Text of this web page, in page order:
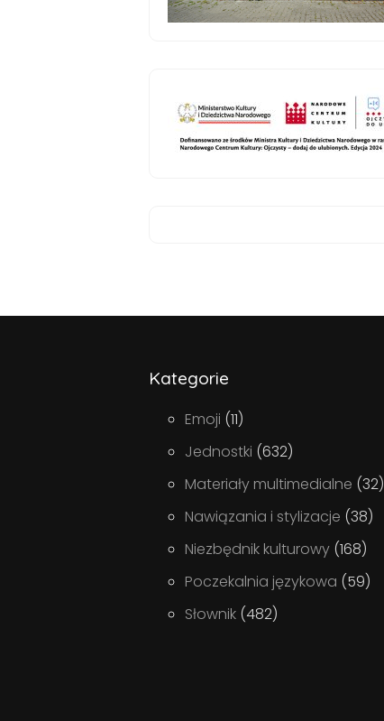
Kategorie
Emoji (11)
Jednostki (632)
Materiały multimedialne (32)
Nawiązania i stylizacje (38)
Niezbędnik kulturowy (168)
Poczekalnia językowa (59)
Słownik (482)